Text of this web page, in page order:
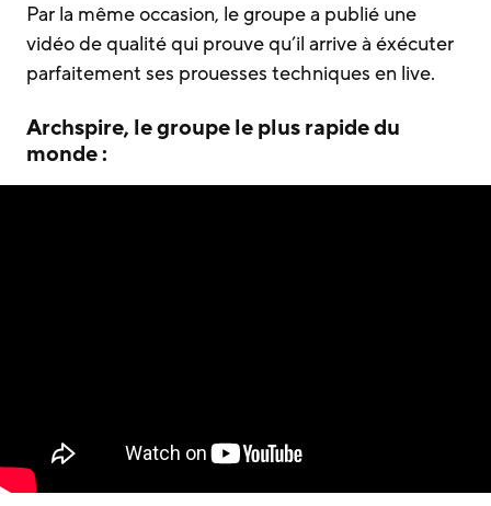
Par la même occasion, le groupe a publié une
vidéo de qualité qui prouve qu’il arrive à éxécuter
parfaitement ses prouesses techniques en live.
Archspire, le groupe le plus rapide du
monde :